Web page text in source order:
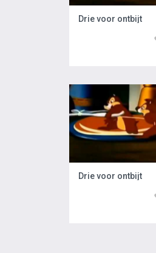
Drie voor ontbijt
Drie voor ontbijt